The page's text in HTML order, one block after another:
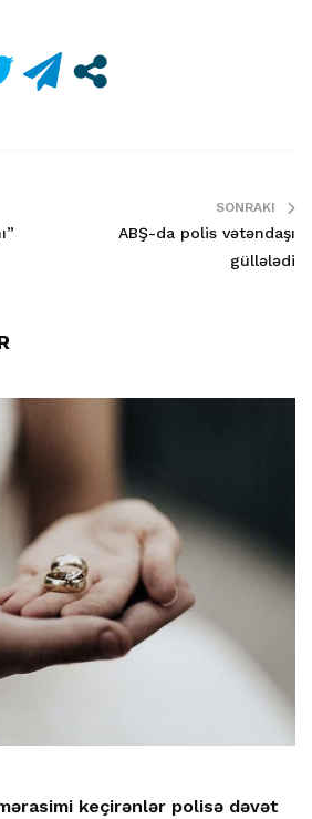
SONRAKI
ABŞ-da polis vətəndaşı
güllələdi
keçirənlər polisə dəvət